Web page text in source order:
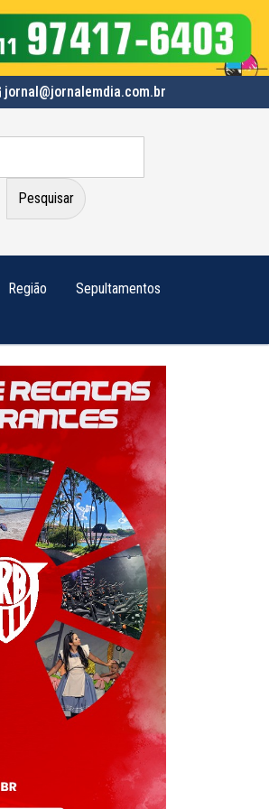
jornal@jornalemdia.com.br
Região Sepultamentos